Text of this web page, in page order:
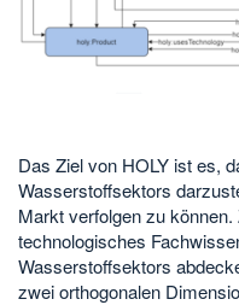
Das Ziel von HOLY ist es,
Wasserstoffsektors
Markt verfolgen zu
technologisches
Wasserstoffsektors
zwei orthogonalen